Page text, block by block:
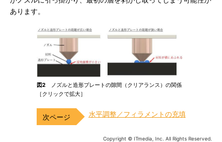
あります。
図2 ノズルと造形プレートの隙間（クリアランス）の関係
［クリックで拡大］
水平調整／フィラメントの充填
Copyright © ITmedia, Inc. All Rights Reserved.